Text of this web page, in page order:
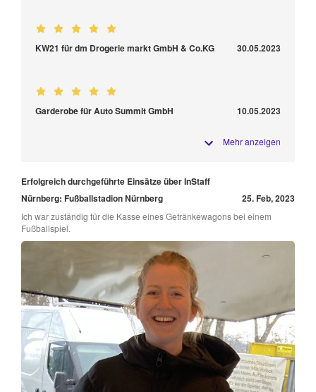
KW21 für dm Drogerie markt GmbH & Co.KG 30.05.2023
Garderobe für Auto Summit GmbH 10.05.2023
Mehr anzeigen
Erfolgreich durchgeführte Einsätze über InStaff
Nürnberg: Fußballstadion Nürnberg
25. Feb, 2023
Ich war zuständig für die Kasse eines Getränkewagons bei einem
Fußballspiel.